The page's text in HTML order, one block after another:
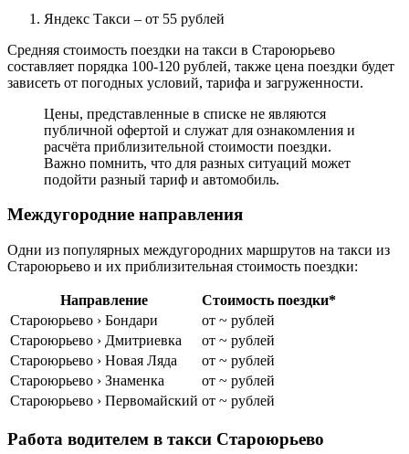
Яндекс Такси – от 55 рублей
Средняя стоимость поездки на такси в Староюрьево
составляет порядка 100-120 рублей, также цена поездки будет
зависеть от погодных условий, тарифа и загруженности.
Цены, представленные в списке не являются
публичной офертой и служат для ознакомления и
расчёта приблизительной стоимости поездки.
Важно помнить, что для разных ситуаций может
подойти разный тариф и автомобиль.
Междугородние направления
Одни из популярных междугородних маршрутов на такси из
Староюрьево и их приблизительная стоимость поездки:
Направление
Стоимость поездки*
Староюрьево › Бондари
от ~ рублей
Староюрьево › Дмитриевка
от ~ рублей
Староюрьево › Новая Ляда
от ~ рублей
Староюрьево › Знаменка
от ~ рублей
Староюрьево › Первомайский от ~ рублей
Работа водителем в такси Староюрьево